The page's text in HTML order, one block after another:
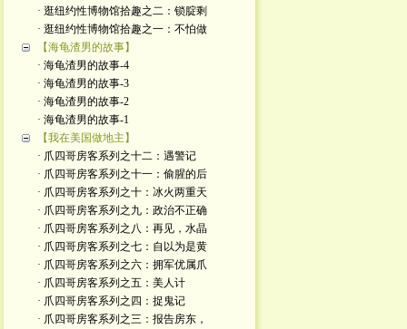
· 逛纽约性博物馆拾趣之二：锁腚剩
· 逛纽约性博物馆拾趣之一：不怕做
【海龟渣男的故事】
· 海龟渣男的故事-4
· 海龟渣男的故事-3
· 海龟渣男的故事-2
· 海龟渣男的故事-1
【我在美国做地主】
· 爪四哥房客系列之十二：遇警记
· 爪四哥房客系列之十一：偷腥的后
· 爪四哥房客系列之十：冰火两重天
· 爪四哥房客系列之九：政治不正确
· 爪四哥房客系列之八：再见，水晶
· 爪四哥房客系列之七：自以为是黄
· 爪四哥房客系列之六：拥军优属爪
· 爪四哥房客系列之五：美人计
· 爪四哥房客系列之四：捉鬼记
· 爪四哥房客系列之三：报告房东，